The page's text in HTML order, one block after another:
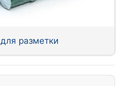
разметки